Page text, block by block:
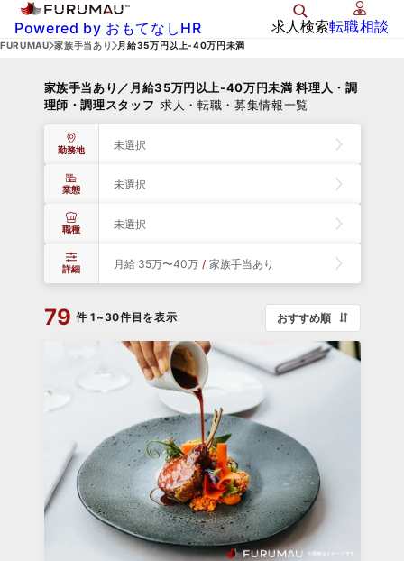
Powered by おもてなしHR 求人検索転職相談
FURUMAU 家族手当あり 月給35万円以上-40万円未満
家族手当あり／月給35万円以上-40万円未満 料理人・調
理師・調理スタッフ 求人・転職・募集情報一覧
勤務地 未選択
業態 未選択
職種 未選択
詳細 月給 35万〜40万 / 家族手当あり
79 件 1~30件目を表示 おすすめ順